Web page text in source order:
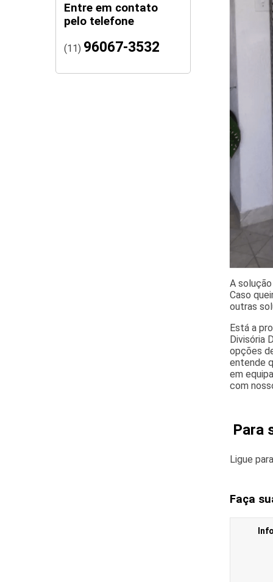
Entre em contato
pelo telefone
(11) 96067-3532
A
Caso
outras
Está a
Divisória
opções
entende
em
com
Para
Ligue
Faça